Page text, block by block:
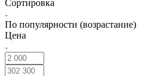
Сортировка
По популярности (возрастание)
Цена